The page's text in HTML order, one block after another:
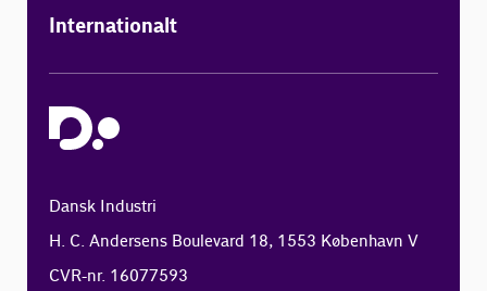
Internationalt
Dansk Industri
H. C. Andersens Boulevard 18, 1553 København V
CVR-nr. 16077593